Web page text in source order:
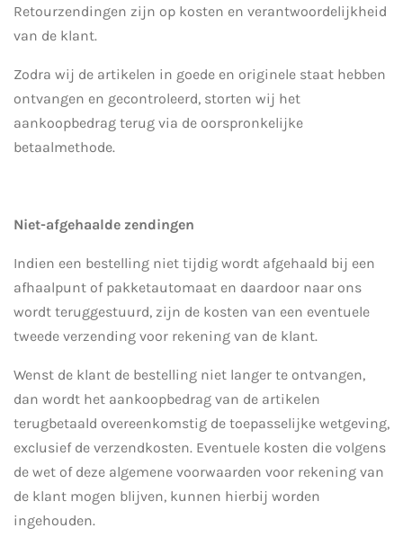
Retourzendingen zijn op kosten en verantwoordelijkheid
van de klant.
Zodra wij de artikelen in goede en originele staat hebben
ontvangen en gecontroleerd, storten wij het
aankoopbedrag terug via de oorspronkelijke
betaalmethode.
Niet-afgehaalde zendingen
Indien een bestelling niet tijdig wordt afgehaald bij een
afhaalpunt of pakketautomaat en daardoor naar ons
wordt teruggestuurd, zijn de kosten van een eventuele
tweede verzending voor rekening van de klant.
Wenst de klant de bestelling niet langer te ontvangen,
dan wordt het aankoopbedrag van de artikelen
terugbetaald overeenkomstig de toepasselijke wetgeving,
exclusief de verzendkosten. Eventuele kosten die volgens
de wet of deze algemene voorwaarden voor rekening van
de klant mogen blijven, kunnen hierbij worden
ingehouden.